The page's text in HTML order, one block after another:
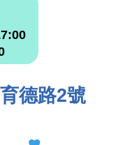
德路2號